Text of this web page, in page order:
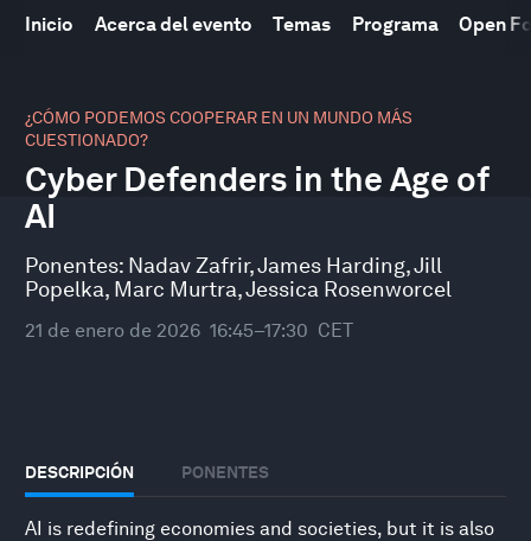
Inicio Acerca del evento Temas Programa Open
¿CÓMO PODEMOS COOPERAR EN UN MUNDO MÁS
CUESTIONADO?
Cyber Defenders in the Age of
AI
Ponentes: Nadav Zafrir,James Harding,Jill
Popelka, Marc Murtra,Jessica Rosenworcel
21 de enero de 2026 16:45–17:30 CET
DESCRIPCIÓN PONENTES
AI is redefining economies and societies, but it is also
seconds
of
minutes,
10
seconds